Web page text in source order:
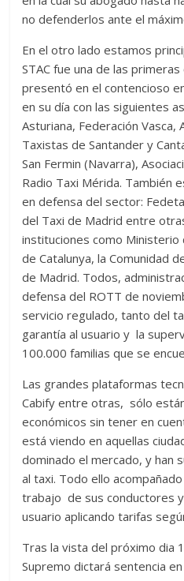
no defenderlos ante el
En el otro lado estamos
STAC fue una de las
presentó en el contencioso
en su día con las siguientes
Asturiana, Federación Vasca,
Taxistas de Santander y
San Fermin (Navarra),
Radio Taxi Mérida. También
en defensa del sector:
del Taxi de Madrid entre
instituciones como
de Catalunya, la Comunidad
de Madrid. Todos,
defensa del ROTT de
servicio regulado, tanto del
garantía al usuario y la
100.000 familias que se
Las grandes plataformas
Cabify entre otras, sólo
económicos sin tener en
está viendo en aquellas
dominado el mercado, y han
al taxi. Todo ello
trabajo de sus conductores
usuario aplicando tarifas
Tras la vista del próximo dia
Supremo dictará sentencia